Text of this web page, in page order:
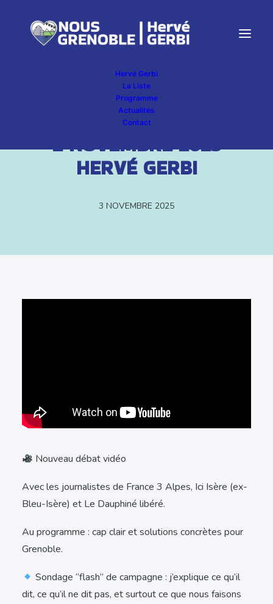
Hervé Gerbi
La Liste
Programme
Actualités
Contact
DIMANCHE EN POLITIQUE
– 2 NOVEMBRE 2025 –
HERVÉ GERBI
3 NOVEMBRE 2025
Nouveau débat vidéo
Avec les journalistes de France 3 Alpes, Ici Isère (ex-
Bleu-Isère) et Le Dauphiné libéré.
Au programme : cap clair et solutions concrètes pour
Grenoble.
Sondage “flash” de campagne : j’explique ce qu’il
dit, ce qu’il ne dit pas, et surtout ce que nous faisons